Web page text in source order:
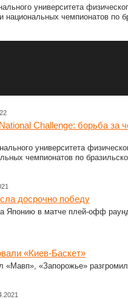
университета
национальных чемпионатов по
Challenge: борьба за
университета
чемпионатов по
досрочно победу
Японию в матче плей-офф
«Киев-Баскет»
«Мавп», «Запорожье»